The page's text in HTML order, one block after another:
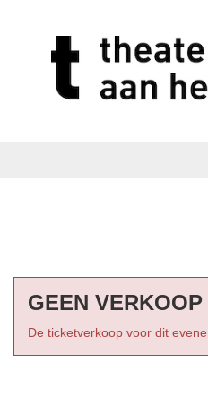
GEEN
De ticketverkoop voor dit